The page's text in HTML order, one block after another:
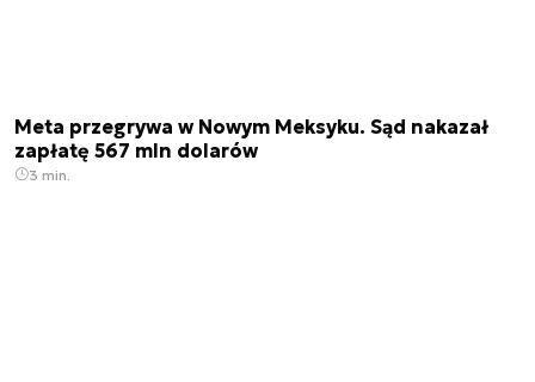
Meta przegrywa w Nowym Meksyku. Sąd nakazał
zapłatę 567 mln dolarów
3 min.